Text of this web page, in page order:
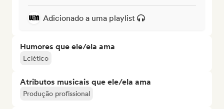
Adicionado a uma playlist
Humores que ele/ela ama
Eclético
Atributos musicais que ele/ela ama
Produção profissional